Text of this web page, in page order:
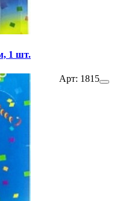
1 шт.
Арт: 1815